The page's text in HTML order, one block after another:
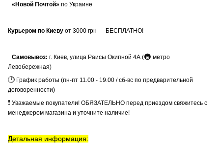
«Новой Почтой» по Украине
Курьером по Киеву от 3000 грн — БЕСПЛАТНО!
Самовывоз: г. Киев, улица Раисы Окипной 4А (🚇 метро
Левобережная)
🕛 График работы (пн-пт 11.00 - 19.00 / сб-вс по предварительной
договоренности)
❗ Уважаемые покупатели! ОБЯЗАТЕЛЬНО перед приездом свяжитесь с
менеджером магазина и уточните наличие!
Детальная информация: